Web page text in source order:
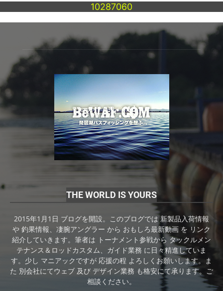
10287060
THE WORLD IS YOURS
2015年1月1日 ブログを開設。このブログでは 新製品入荷情報
や 釣果情報、凄腕アングラー から おもしろ最新動画 を リンク
紹介していきます。筆者は トーナメント参戦から タックルメン
テナンス＆ロッドカスタム、ガイド業務 に日々精進していま
す。少し マニアックですが 応援の程 よろしくお願いします。ま
た 別会社にてウェブ 及び デザイン業務 も格安にて承ります。ご
相談ください。